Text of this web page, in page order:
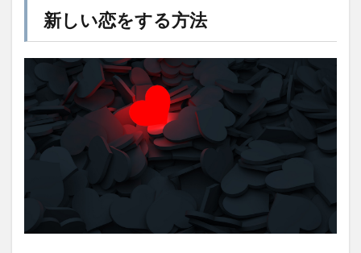
新しい恋をする方法